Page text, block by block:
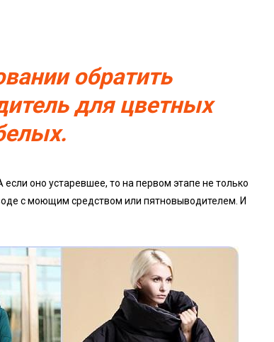
обратить
для цветных
оно устаревшее, то на первом этапе не только
с моющим средством или пятновыводителем. И